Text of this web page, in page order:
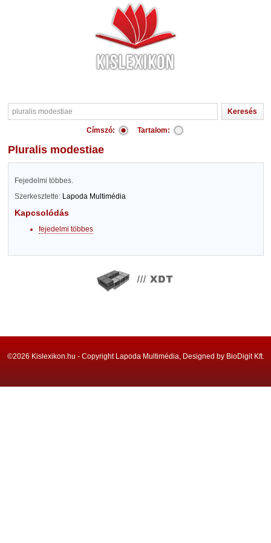
Címszó: Tartalom:
pluralis modestiae
Fejedelmi többes.
Szerkesztette: Lapoda Multimédia
Kapcsolódás
fejedelmi többes
©2026 Kislexikon.hu - Copyright Lapoda Multimédia, Designed by BioDigit Kft.